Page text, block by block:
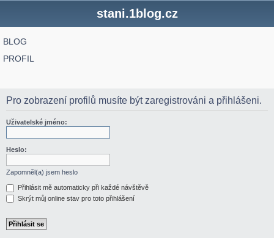
stani.1blog.cz
BLOG
PROFIL
Pro zobrazení profilů musíte být zaregistrováni a přihlášeni.
Uživatelské jméno:
Heslo:
Zapomněl(a) jsem heslo
Přihlásit mě automaticky při každé návštěvě
Skrýt můj online stav pro toto přihlášení